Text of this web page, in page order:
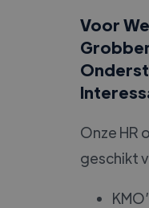
Voor
Onze HR
geschikt